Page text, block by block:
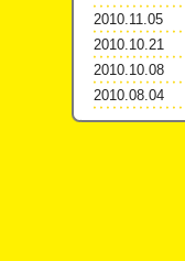
2010.11.05
2010.10.21
2010.10.08
2010.08.04